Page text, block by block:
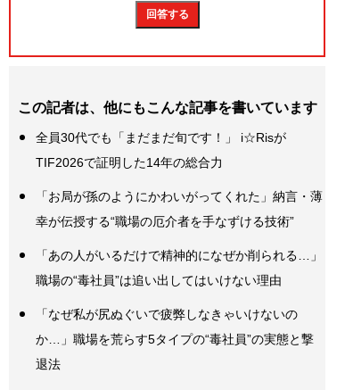
この記者は、他にもこんな記事を書いています
全員30代でも「まだまだ旬です！」 i☆Risが
TIF2026で証明した14年の総合力
「お局が孫のようにかわいがってくれた」納言・薄
幸が伝授する“職場の厄介者を手なずける技術”
「あの人がいるだけで精神的になぜか削られる…」
職場の“毒社員”は追い出してはいけない理由
「なぜ私が尻ぬぐいで疲弊しなきゃいけないの
か…」職場を荒らす5タイプの“毒社員”の実態と撃
退法